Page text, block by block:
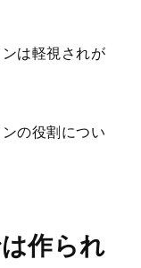
は軽視されが
の役割につい
作られ